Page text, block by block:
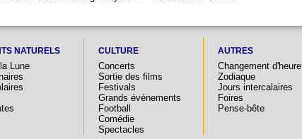
NATURELS
Lune
CULTURE
Concerts
Sortie des films
Festivals
Grands événements
Football
Comédie
Spectacles
AUTRES
Changement d'heure
Zodiaque
Jours intercalaires
Foires
Pense-bête